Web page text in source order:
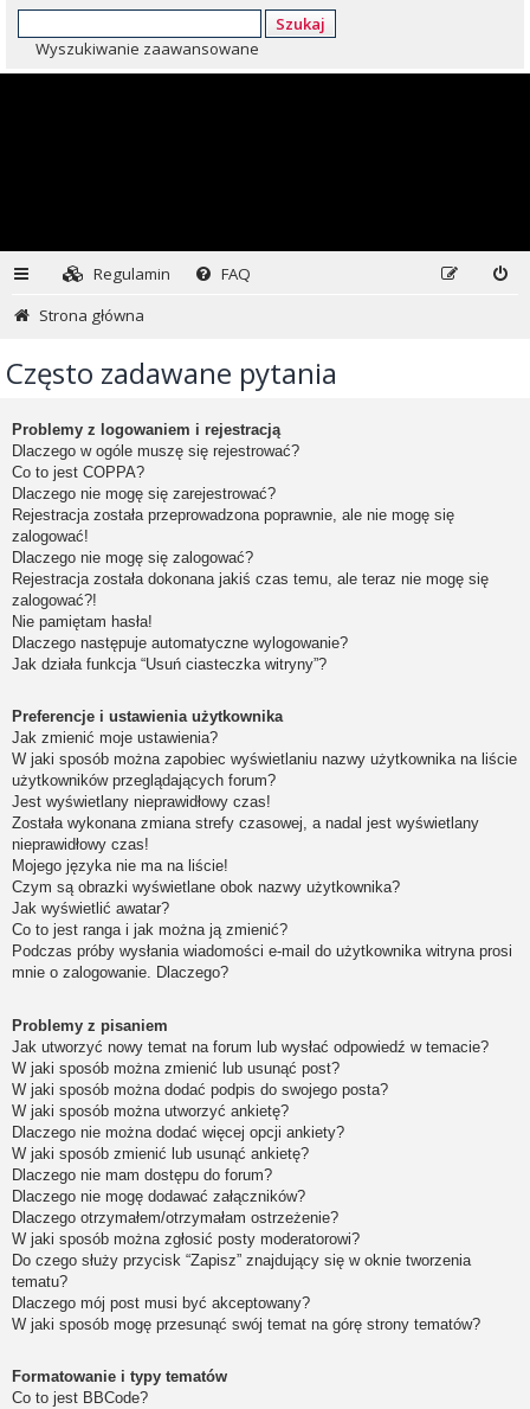
Szukaj
Wyszukiwanie zaawansowane
Regulamin
FAQ
Strona główna
Często zadawane pytania
Problemy z logowaniem i rejestracją
Dlaczego w ogóle muszę się rejestrować?
Co to jest COPPA?
Dlaczego nie mogę się zarejestrować?
Rejestracja została przeprowadzona poprawnie, ale nie mogę się
zalogować!
Dlaczego nie mogę się zalogować?
Rejestracja została dokonana jakiś czas temu, ale teraz nie mogę się
zalogować?!
Nie pamiętam hasła!
Dlaczego następuje automatyczne wylogowanie?
Jak działa funkcja “Usuń ciasteczka witryny”?
Preferencje i ustawienia użytkownika
Jak zmienić moje ustawienia?
W jaki sposób można zapobiec wyświetlaniu nazwy użytkownika na liście
użytkowników przeglądających forum?
Jest wyświetlany nieprawidłowy czas!
Została wykonana zmiana strefy czasowej, a nadal jest wyświetlany
nieprawidłowy czas!
Mojego języka nie ma na liście!
Czym są obrazki wyświetlane obok nazwy użytkownika?
Jak wyświetlić awatar?
Co to jest ranga i jak można ją zmienić?
Podczas próby wysłania wiadomości e-mail do użytkownika witryna prosi
mnie o zalogowanie. Dlaczego?
Problemy z pisaniem
Jak utworzyć nowy temat na forum lub wysłać odpowiedź w temacie?
W jaki sposób można zmienić lub usunąć post?
W jaki sposób można dodać podpis do swojego posta?
W jaki sposób można utworzyć ankietę?
Dlaczego nie można dodać więcej opcji ankiety?
W jaki sposób zmienić lub usunąć ankietę?
Dlaczego nie mam dostępu do forum?
Dlaczego nie mogę dodawać załączników?
Dlaczego otrzymałem/otrzymałam ostrzeżenie?
W jaki sposób można zgłosić posty moderatorowi?
Do czego służy przycisk “Zapisz” znajdujący się w oknie tworzenia
tematu?
Dlaczego mój post musi być akceptowany?
W jaki sposób mogę przesunąć swój temat na górę strony tematów?
Formatowanie i typy tematów
Co to jest BBCode?